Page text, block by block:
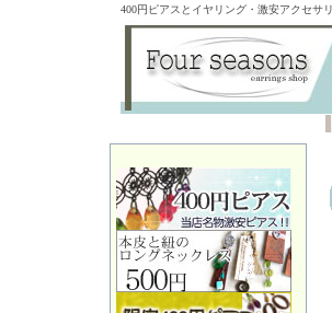
400円ピアスとイヤリング・激安アクセサ